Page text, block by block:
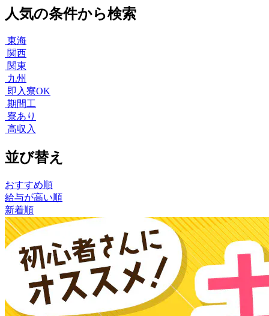
人気の条件から検索
東海
関西
関東
九州
即入寮OK
期間工
寮あり
高収入
並び替え
おすすめ順
給与が高い順
新着順